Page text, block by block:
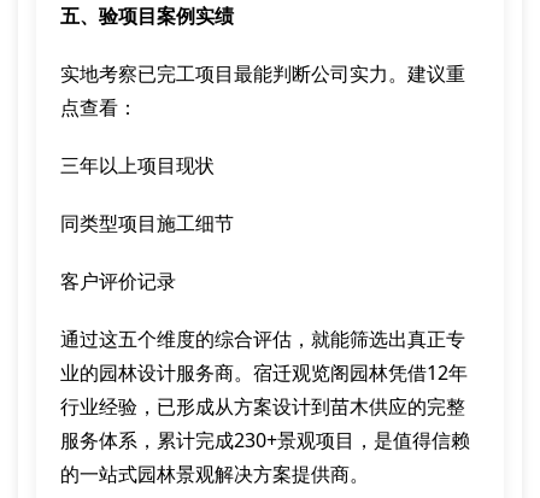
五、验项目案例实绩
实地考察已完工项目最能判断公司实力。建议重
点查看：
三年以上项目现状
同类型项目施工细节
客户评价记录
通过这五个维度的综合评估，就能筛选出真正专
业的园林设计服务商。宿迁观览阁园林凭借12年
行业经验，已形成从方案设计到苗木供应的完整
服务体系，累计完成230+景观项目，是值得信赖
的一站式园林景观解决方案提供商。